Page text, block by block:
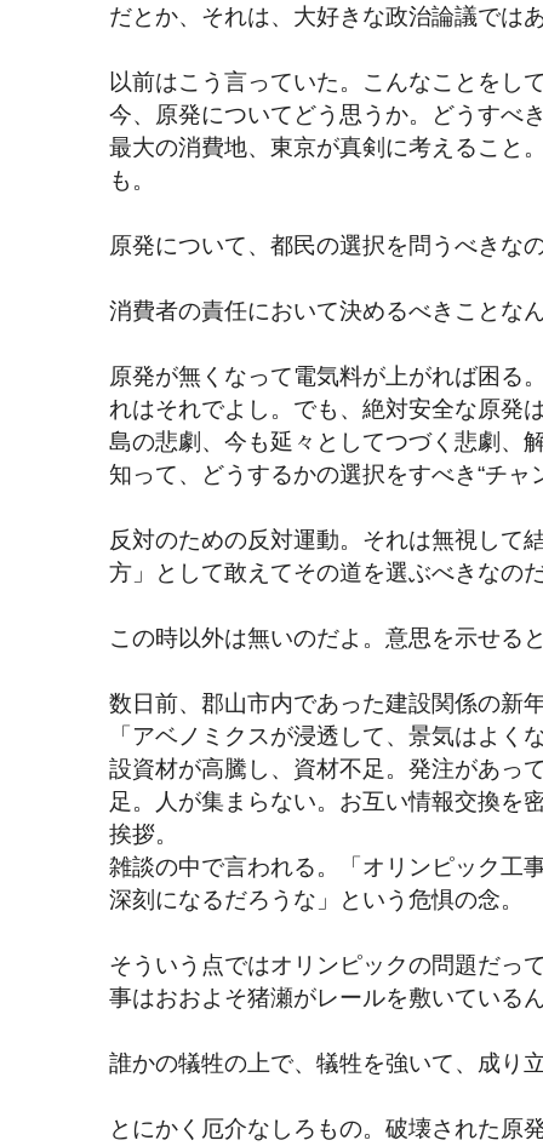
だとか、それは、大好きな政治論議では
以前はこう言っていた。こんなことをし
今、原発についてどう思うか。どうすべ
最大の消費地、東京が真剣に考えること
も。
原発について、都民の選択を問うべきな
消費者の責任において決めるべきことな
原発が無くなって電気料が上がれば困る
れはそれでよし。でも、絶対安全な原発
島の悲劇、今も延々としてつづく悲劇、
知って、どうするかの選択をすべき“チャ
反対のための反対運動。それは無視して
方」として敢えてその道を選ぶべきなの
この時以外は無いのだよ。意思を示せる
数日前、郡山市内であった建設関係の新
「アベノミクスが浸透して、景気はよ
設資材が高騰し、資材不足。発注があっ
足。人が集まらない。お互い情報交換を
挨拶。
雑談の中で言われる。「オリンピック工
深刻になるだろうな」という危惧の念。
そういう点ではオリンピックの問題だっ
事はおおよそ猪瀬がレールを敷いている
誰かの犠牲の上で、犠牲を強いて、成り
とにかく厄介なしろもの。破壊された原